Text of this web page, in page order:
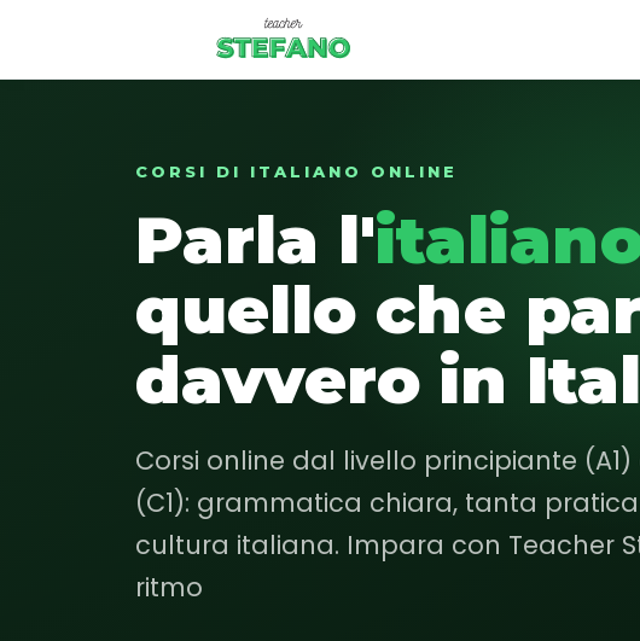
Essenziale
Intermedio
Avanzato
CORSI DI ITALIANO ONLINE
Parla l'
quello che
davvero in
Corsi online dal livello principiante
(C1): grammatica chiara, tanta
cultura italiana. Impara con Teacher
ritmo